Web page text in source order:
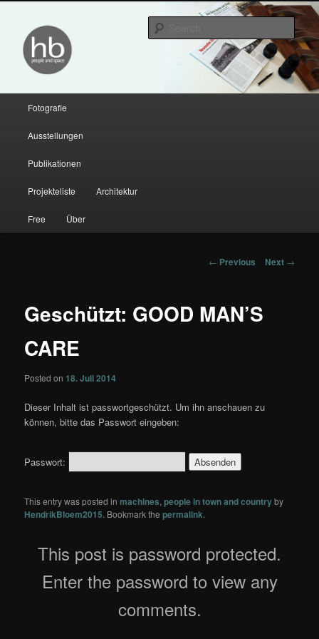
hendrik bloem
Skip to primary content
Skip to secondary content
Fotografie
Ausstellungen
Publikationen
Projekteliste Architektur
Free Über
Post navigation
← Previous Next →
Geschützt: GOOD MAN’S
CARE
Posted on 18. Juli 2014
Dieser Inhalt ist passwortgeschützt. Um ihn anschauen zu
können, bitte das Passwort eingeben:
Passwort:
This entry was posted inmachines,people in town and countryby
HendrikBloem2015. Bookmark thepermalink.
This post is password protected.
Enter the password to view any
comments.